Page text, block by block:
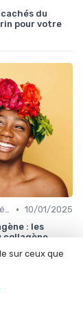
du
pour votre
Bien-être Général • 10/01/2025
: les
collagène
sur ceux que